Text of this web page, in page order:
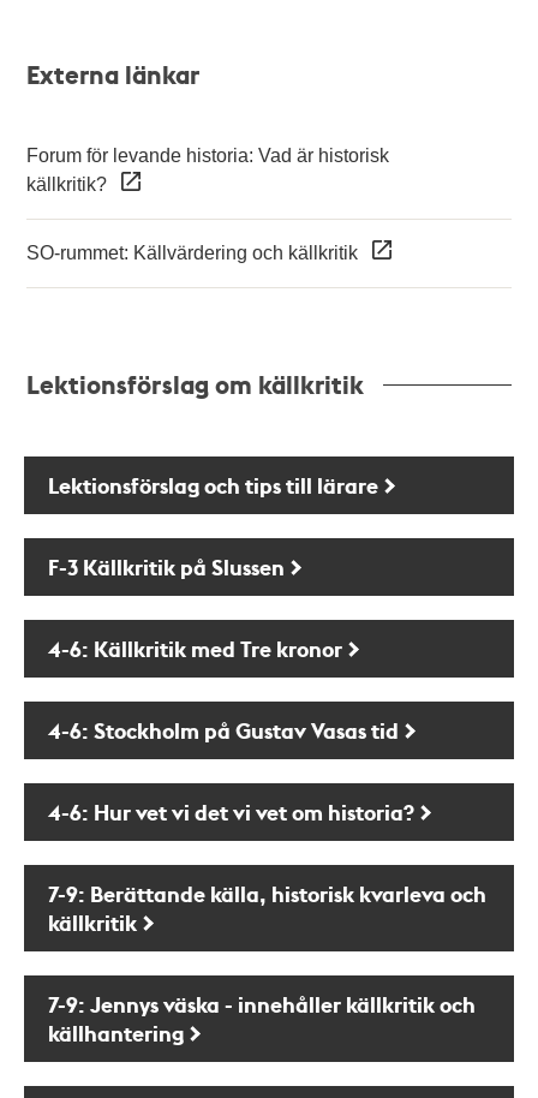
Externa länkar
Forum för levande historia: Vad är historisk
källkritik?
SO-rummet: Källvärdering och källkritik
Lektionsförslag om källkritik
Lektionsförslag och tips till lärare
F-3 Källkritik på Slussen
4-6: Källkritik med Tre kronor
4-6: Stockholm på Gustav Vasas tid
4-6: Hur vet vi det vi vet om historia?
7-9: Berättande källa, historisk kvarleva och
källkritik
7-9: Jennys väska - innehåller källkritik och
källhantering